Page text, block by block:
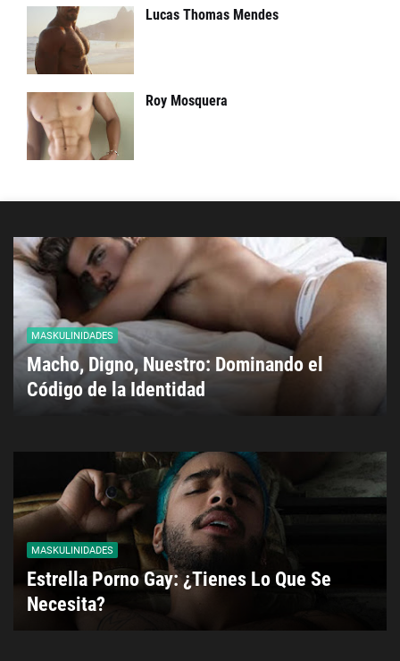
Lucas Thomas Mendes
Roy Mosquera
MASKULINIDADES
Macho, Digno, Nuestro: Dominando el
Código de la Identidad
MASKULINIDADES
Estrella Porno Gay: ¿Tienes Lo Que Se
Necesita?